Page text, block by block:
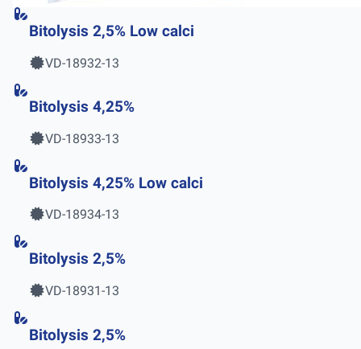
Bitolysis 2,5% Low calci
VD-18932-13
Bitolysis 4,25%
VD-18933-13
Bitolysis 4,25% Low calci
VD-18934-13
Bitolysis 2,5%
VD-18931-13
Bitolysis 2,5%